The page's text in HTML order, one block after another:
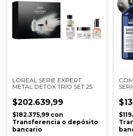
LOREAL SERIE EXPERT
METAL DETOX TRIO SET 25
$202.639,99
$182.375,99 con
Transferencia o depósito
bancario